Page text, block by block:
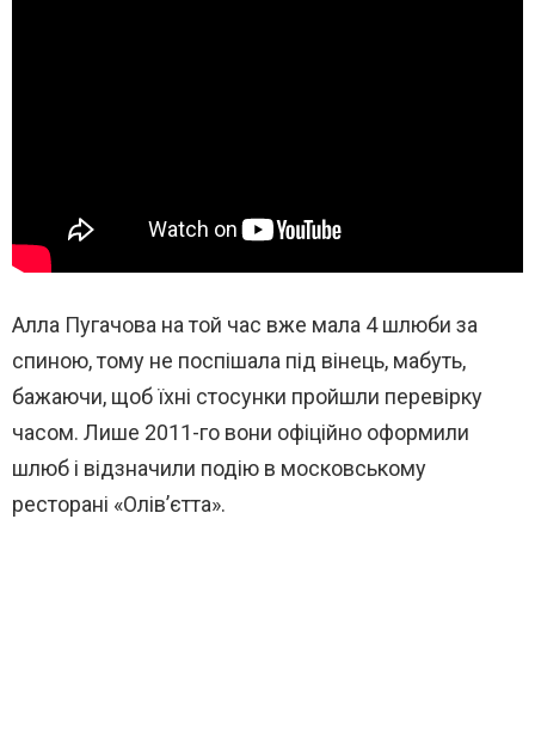
Алла Пугачова на той час вже мала 4 шлюби за
спиною, тому не поспішала під вінець, мабуть,
бажаючи, щоб їхні стосунки пройшли перевірку
часом. Лише 2011-го вони офіційно оформили
шлюб і відзначили подію в московському
ресторані «Олів’єтта».